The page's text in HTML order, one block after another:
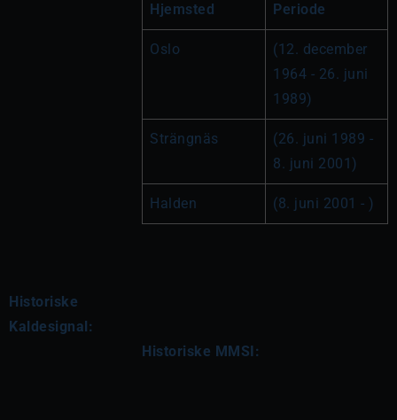
Hjemsted Periode
Oslo
(12. december
1964 - 26. juni
1989)
Strängnäs
(26. juni 1989 -
8. juni 2001)
Halden (8. juni 2001 - )
Historiske
Kaldesignal:
Historiske MMSI: